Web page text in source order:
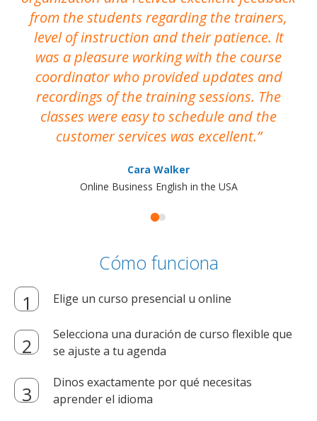
from the students regarding the trainers,
level of instruction and their patience. It
was a pleasure working with the course
coordinator who provided updates and
recordings of the training sessions. The
classes were easy to schedule and the
customer services was excellent.
Cara Walker
Online Business English in the USA
Cómo funciona
Elige un curso presencial u online
Selecciona una duración de curso flexible que
se ajuste a tu agenda
Dinos exactamente por qué necesitas
aprender el idioma